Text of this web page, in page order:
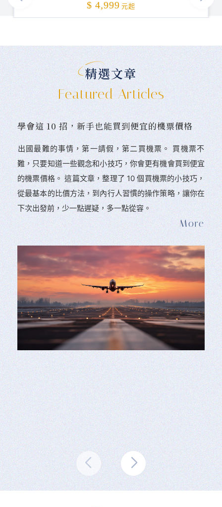
$ 4,999 元起
精選文章
Featured Articles
學會這 10 招，新手也能買到便宜的機票價格
󠀠出國最難的事情，第一請假，第二買機票。 󠀠買機票不
難，只要知道一些觀念和小技巧，你會更有機會買到便宜
的機票價格。 這篇文章，整理了 10 個買機票的小技巧，
從最基本的比價方法，到內行人習慣的操作策略，讓你在
下次出發前，少一點遲疑，多一點從容。